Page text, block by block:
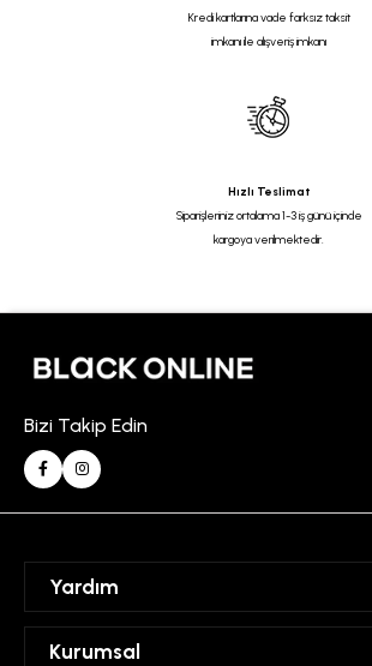
Kredi kartlarına vade farksız taksit
imkanı ile alışveriş imkanı
Hızlı Teslimat
Siparişleriniz ortalama 1-3 iş günü içinde
kargoya verilmektedir.
Bizi Takip Edin
Yardım
Kurumsal